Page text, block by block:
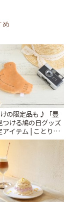
の限定品も♪「豊
つける鳩の日グッズ
アイテム | ことりっ